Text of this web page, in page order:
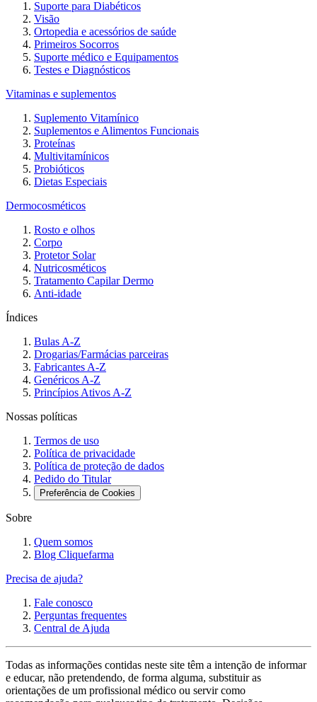
Suporte para Diabéticos
Visão
Ortopedia e acessórios de saúde
Primeiros Socorros
Suporte médico e Equipamentos
Testes e Diagnósticos
Vitaminas e suplementos
Suplemento Vitamínico
Suplementos e Alimentos Funcionais
Proteínas
Multivitamínicos
Probióticos
Dietas Especiais
Dermocosméticos
Rosto e olhos
Corpo
Protetor Solar
Nutricosméticos
Tratamento Capilar Dermo
Anti-idade
Índices
Bulas A-Z
Drogarias/Farmácias parceiras
Fabricantes A-Z
Genéricos A-Z
Princípios Ativos A-Z
Nossas políticas
Termos de uso
Política de privacidade
Política de proteção de dados
Pedido do Titular
Preferência de Cookies
Sobre
Quem somos
Blog Cliquefarma
Precisa de ajuda?
Fale conosco
Perguntas frequentes
Central de Ajuda
Todas as informações contidas neste site têm a intenção de informar
e educar, não pretendendo, de forma alguma, substituir as
orientações de um profissional médico ou servir como